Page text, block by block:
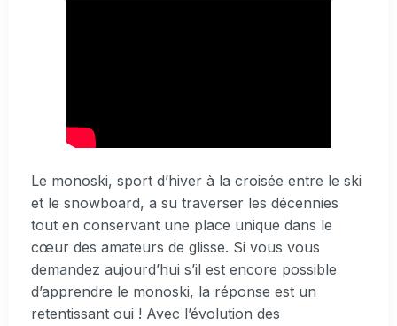
Le monoski, sport d’hiver à la croisée entre le ski
et le snowboard, a su traverser les décennies
tout en conservant une place unique dans le
cœur des amateurs de glisse. Si vous vous
demandez aujourd’hui s’il est encore possible
d’apprendre le monoski, la réponse est un
retentissant oui ! Avec l’évolution des